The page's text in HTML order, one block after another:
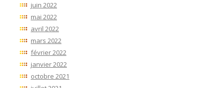
juin 2022
mai 2022
avril 2022
mars 2022
février 2022
janvier 2022
octobre 2021